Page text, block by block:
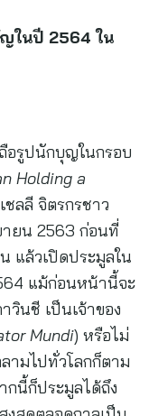
ในปี 2564 ใน
อรูปนักบุญในกรอบ
Holding a
ลลี จิตรกรชาว
ยน 2563 ก่อนที่
แล้วเปิดประมูลใน
แม้ก่อนหน้านี้จะ
วินชี เป็นเจ้าของ
Mundi) หรือไม่
ามไปทั่วโลกก็ตาม
กนี้ก็ประมูลได้ถึง